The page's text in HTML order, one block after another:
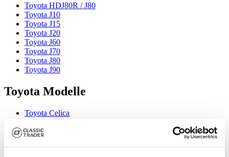
Toyota HDJ80R / J80
Toyota J10
Toyota J15
Toyota J20
Toyota J60
Toyota J70
Toyota J80
Toyota J90
Toyota Modelle
Toyota Celica
Toyota FJ Cruiser
Toyota RAV4